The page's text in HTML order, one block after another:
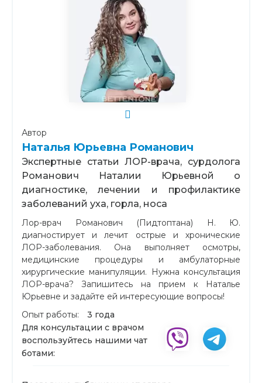
Автор
Наталья Юрьевна Романович
Экспертные статьи ЛОР-врача, сурдолога
Романович Наталии Юрьевной о
диагностике, лечении и профилактике
заболеваний уха, горла, носа
Лор-врач Романович (Пидтоптана) Н. Ю.
диагностирует и лечит острые и хронические
ЛОР-заболевания. Она выполняет осмотры,
медицинские процедуры и амбулаторные
хирургические манипуляции. Нужна консультация
ЛОР-врача? Запишитесь на прием к Наталье
Юрьевне и задайте ей интересующие вопросы!
Опыт работы:
3 года
Для консультации с врачом
воспользуйтесь нашими чат
ботами: